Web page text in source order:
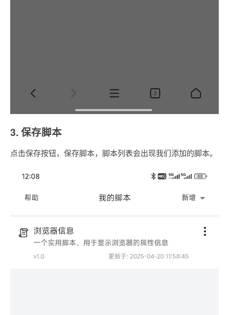
3. 保存脚本
点击保存按钮，保存脚本，脚本列表会出现我们添加的脚本。